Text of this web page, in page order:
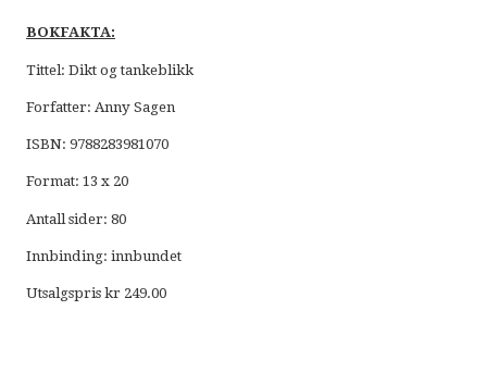
BOKFAKTA:
Tittel: Dikt og tankeblikk
Forfatter: Anny Sagen
ISBN: 9788283981070
Format: 13 x 20
Antall sider: 80
Innbinding: innbundet
Utsalgspris kr 249.00